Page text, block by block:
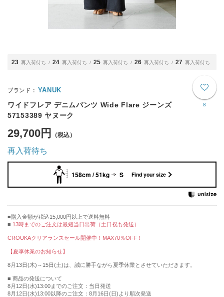
23 再入荷待ち 24 再入荷待ち 25 再入荷待ち 26 再入荷待ち 27 再入荷待ち
8
YANUK
ワイドフレア デニムパンツ Wide Flare ジーンズ
57153389 ヤヌーク
29,700円
再入荷待ち
158cm / 51kg S Find your size
購入金額が税込15,000円以上で送料無料
13時までのご注文は最短当日出荷（土日祝も発送）
CROUKAクリアランスセール開催中！MAX70％OFF！
【夏季休業のお知らせ】
8月13日(木)～15日(土)は、誠に勝手ながら夏季休業とさせていただきます。
■ 商品の発送について
8月12日(水)13:00までのご注文：当日発送
8月12日(水)13:00以降のご注文：8月16日(日)より順次発送